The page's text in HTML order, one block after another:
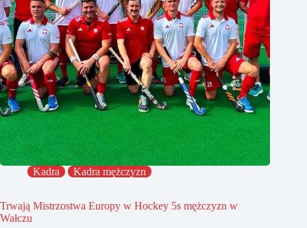
Kadra Kadra mężczyzn
Trwają Mistrzostwa Europy w Hockey 5s mężczyzn w
Wałczu